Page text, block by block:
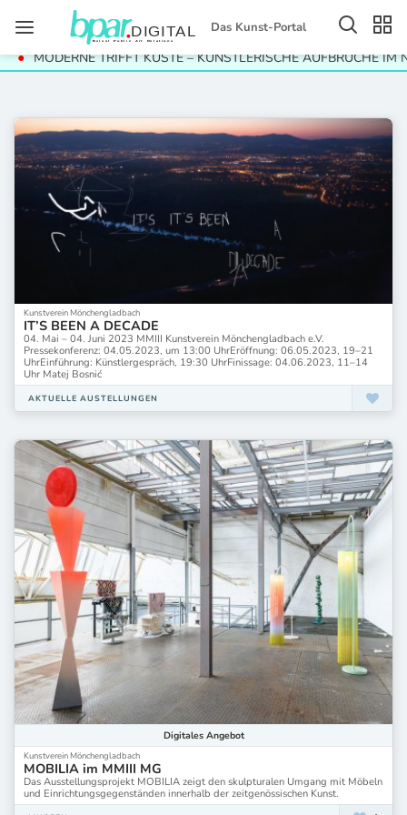
Das Kunst-Portal
MODERNE TRIFFT KÜSTE – KÜNSTLERISCHE AUFBRÜCHE IM
Kunstverein Mönchengladbach
IT’S BEEN A DECADE
04. Mai – 04. Juni 2023 MMIII Kunstverein Mönchengladbach e.V.
Pressekonferenz: 04.05.2023, um 13:00 UhrEröffnung: 06.05.2023, 19–21
UhrEinführung: Künstlergespräch, 19:30 UhrFinissage: 04.06.2023, 11–14
Uhr Matej Bosnić
AKTUELLE AUSTELLUNGEN
Digitales Angebot
Kunstverein Mönchengladbach
MOBILIA im MMIII MG
Das Ausstellungsprojekt MOBILIA zeigt den skulpturalen Umgang mit Möbeln
und Einrichtungsgegenständen innerhalb der zeitgenössischen Kunst.